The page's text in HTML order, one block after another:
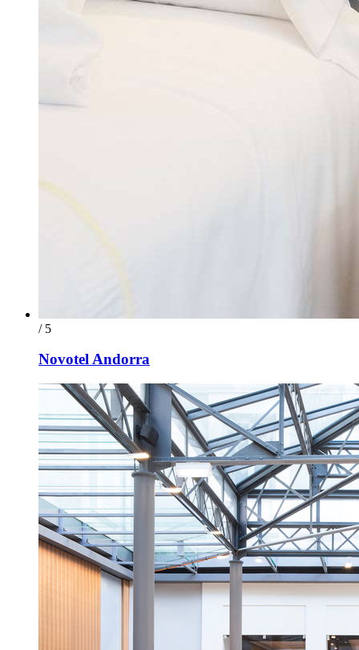
/ 5
Novotel Andorra